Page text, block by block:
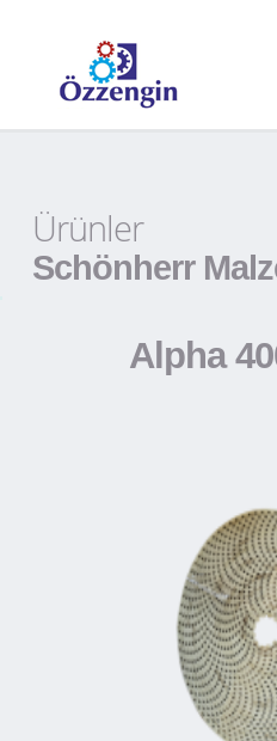
Ürünler
Schönherr
Alpha